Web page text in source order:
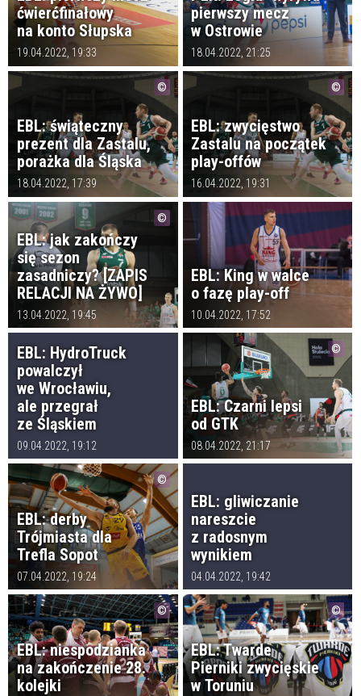
ćwierćfinałowy
na konto Słupska
19.04.2022, 19:33
pierwszy mecz
w Ostrowie
18.04.2022, 21:25
EBL: świąteczny
prezent dla Zastalu,
porażka dla Śląska
18.04.2022, 17:39
EBL: zwycięstwo
Zastalu na początek
play-offów
16.04.2022, 19:31
EBL: jak zakończy
się sezon
zasadniczy? [ZAPIS
RELACJI NA ŻYWO]
13.04.2022, 19:45
EBL: King w walce
o fazę play-off
10.04.2022, 17:52
EBL: HydroTruck
powalczył
we Wrocławiu,
ale przegrał
ze Śląskiem
09.04.2022, 19:12
EBL: Czarni lepsi
od GTK
08.04.2022, 21:17
EBL: derby
Trójmiasta dla
Trefla Sopot
07.04.2022, 19:24
EBL: gliwiczanie
nareszcie
z radosnym
wynikiem
04.04.2022, 19:42
EBL: niespodzianka
na zakończenie 28.
kolejki
EBL: Twarde
Pierniki zwycięskie
w Toruniu